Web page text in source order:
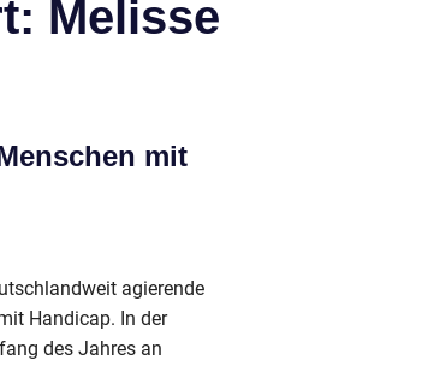
Melisse
mit
agierende
Handicap. In der
des Jahres an